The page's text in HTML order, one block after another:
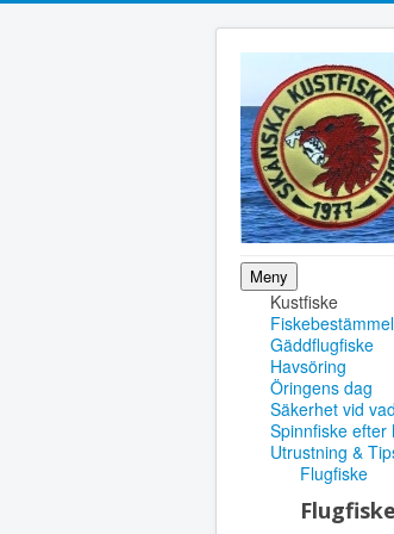
Meny
Kustfiske
Gäddflugfiske
Havsöring
Öringens dag
Säkerhet vid
Spinnfiske efter
Utrustning &
Flugfiske
Flugfiske